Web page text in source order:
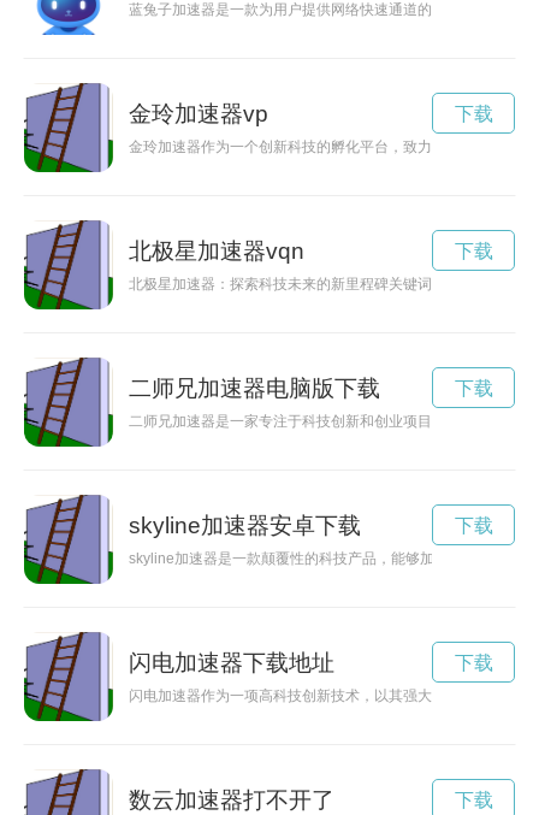
蓝兔子加速器是一款为用户提供网络快速通道的工具，可有效
金玲加速器vp
金玲加速器作为一个创新科技的孵化平台，致力于为创业团队
下载
北极星加速器vqn
北极星加速器：探索科技未来的新里程碑关键词: 北极星加速器
下载
二师兄加速器电脑版下载
二师兄加速器是一家专注于科技创新和创业项目孵化的机构，
下载
skyline加速器安卓下载
skyline加速器是一款颠覆性的科技产品，能够加速人类对未知
下载
闪电加速器下载地址
闪电加速器作为一项高科技创新技术，以其强大的能量加速功
下载
数云加速器打不开了 下载